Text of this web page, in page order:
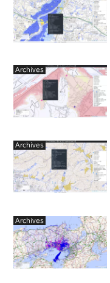
Archives
Archives
Archives